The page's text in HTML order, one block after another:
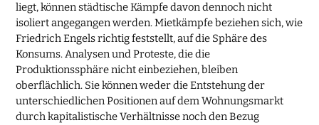
liegt, können städtische Kämpfe davon dennoch nicht
isoliert angegangen werden. Mietkämpfe beziehen sich, wie
Friedrich Engels richtig feststellt, auf die Sphäre des
Konsums. Analysen und Proteste, die die
Produktionssphäre nicht einbeziehen, bleiben
oberflächlich. Sie können weder die Entstehung der
unterschiedlichen Positionen auf dem Wohnungsmarkt
durch kapitalistische Verhältnisse noch den Bezug